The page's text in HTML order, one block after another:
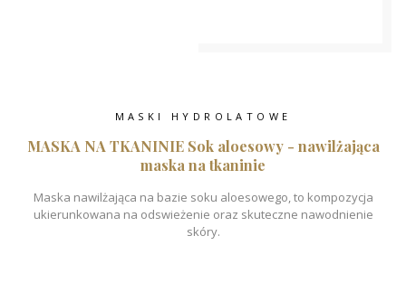
MASKI HYDROLATOWE
MASKA NA TKANINIE Sok aloesowy - nawilżająca
maska na tkaninie
Maska nawilżająca na bazie soku aloesowego, to kompozycja
ukierunkowana na odswieżenie oraz skuteczne nawodnienie
skóry.